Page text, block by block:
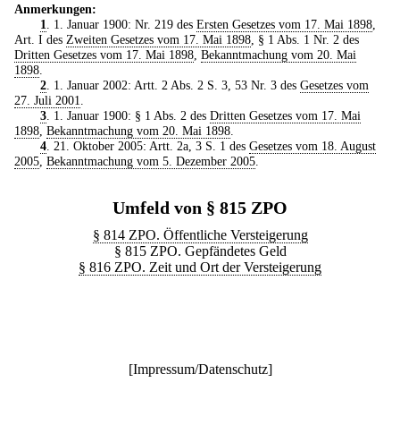
Anmerkungen:
1
. 1. Januar 1900: Nr. 219 des Ersten Gesetzes vom 17. Mai 1898,
Art. I des Zweiten Gesetzes vom 17. Mai 1898 , § 1 Abs. 1 Nr. 2 des
Dritten Gesetzes vom 17. Mai 1898 Bekanntmachung vom 20. Mai
1898
2. 1. Januar 2002: Artt. 2 Abs. 2 S. 3, 53 Nr. 3 des Gesetzes vom
27. Juli 2001
3. 1. Januar 1900: § 1 Abs. 2 des Dritten Gesetzes vom 17. Mai
1898 Bekanntmachung vom 20. Mai 1898
4. 21. Oktober 2005: Artt. 2a, 3 S. 1 des Gesetzes vom 18. August
2005 Bekanntmachung vom 5. Dezember 2005
Umfeld von § 815 ZPO
§ 814 ZPO. Öffentliche Versteigerung
§ 815 ZPO. Gepfändetes Geld
§ 816 ZPO. Zeit und Ort der Versteigerung
[Impressum/Datenschutz]